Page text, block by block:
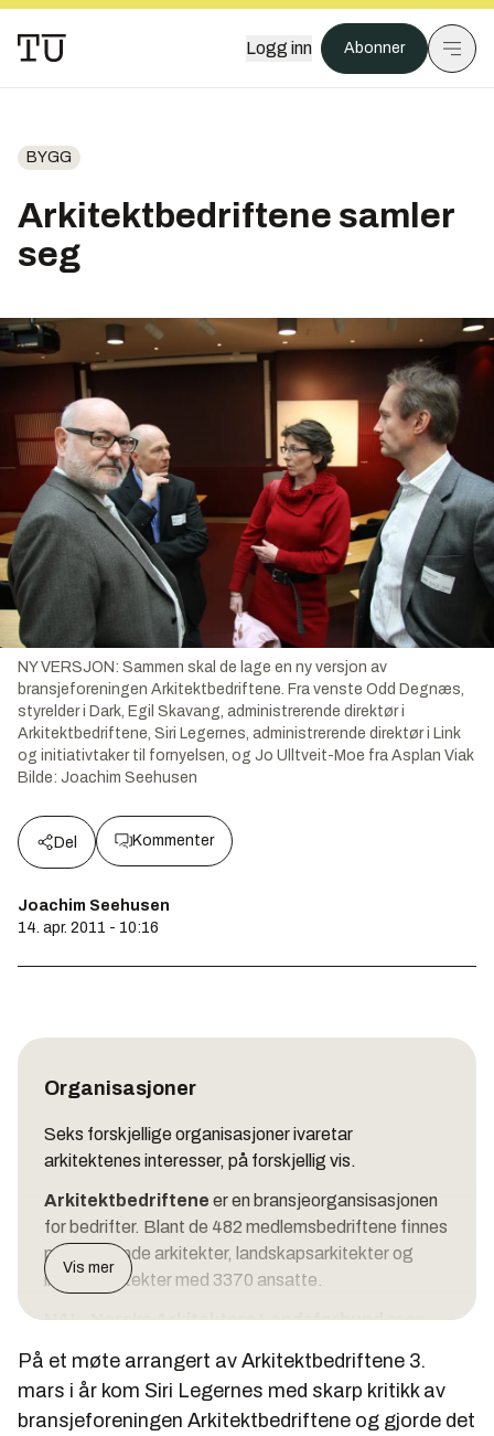
Logg inn Abonner
BYGG
Arkitektbedriftene samler
seg
NY VERSJON: Sammen skal de lage en ny versjon av
bransjeforeningen Arkitektbedriftene. Fra venste Odd Degnæs,
styrelder i Dark, Egil Skavang, administrerende direktør i
Arkitektbedriftene, Siri Legernes, administrerende direktør i Link
og initiativtaker til fornyelsen, og Jo Ulltveit-Moe fra Asplan Viak
Bilde: Joachim Seehusen
Del Kommenter
Joachim Seehusen
14. apr. 2011 - 10:16
Organisasjoner
Seks forskjellige organisasjoner ivaretar
arkitektenes interesser, på forskjellig vis.
Arkitektbedriftene er en bransjeorgansisasjonen
for bedrifter. Blant de 482 medlemsbedriftene finnes
praktiserende arkitekter, landskapsarkitekter og
interiørarkitekter med 3370 ansatte.
NAL, Norske Arkitekters Landsforbunder en
arkitektfaglig organisasjon som arbeider for å
fremme god arkitektur og arkitekters felles
interesser. Medlemsmassen består av. 4300
Vis mer
På et møte arrangert av Arkitektbedriftene 3.
mars i år kom Siri Legernes med skarp kritikk av
bransjeforeningen Arkitektbedriftene og gjorde det